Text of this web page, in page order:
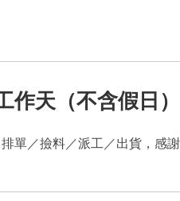
作天 （不含假日）
單／撿料／派工／出貨，感